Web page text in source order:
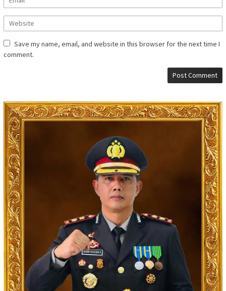
Save my name, email, and website in this browser for the next time I
comment.